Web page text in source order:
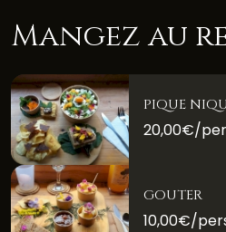
Mangez au
PIQUE
20,00€/
GOUTER
10,00€/